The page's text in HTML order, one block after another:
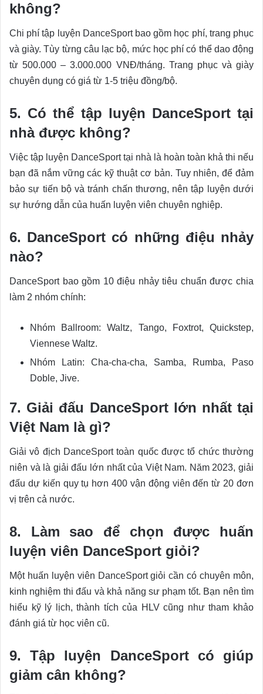
không?
Chi phí tập luyện DanceSport bao gồm học phí, trang phục
và giày. Tùy từng câu lạc bộ, mức học phí có thể dao động
từ 500.000 – 3.000.000 VNĐ/tháng. Trang phục và giày
chuyên dụng có giá từ 1-5 triệu đồng/bộ.
5. Có thể tập luyện DanceSport tại
nhà được không?
Việc tập luyện DanceSport tại nhà là hoàn toàn khả thi nếu
bạn đã nắm vững các kỹ thuật cơ bản. Tuy nhiên, để đảm
bảo sự tiến bộ và tránh chấn thương, nên tập luyện dưới
sự hướng dẫn của huấn luyện viên chuyên nghiệp.
6. DanceSport có những điệu nhảy
nào?
DanceSport bao gồm 10 điệu nhảy tiêu chuẩn được chia
làm 2 nhóm chính:
Nhóm Ballroom: Waltz, Tango, Foxtrot, Quickstep,
Viennese Waltz.
Nhóm Latin: Cha-cha-cha, Samba, Rumba, Paso
Doble, Jive.
7. Giải đấu DanceSport lớn nhất tại
Việt Nam là gì?
Giải vô địch DanceSport toàn quốc được tổ chức thường
niên và là giải đấu lớn nhất của Việt Nam. Năm 2023, giải
đấu dự kiến quy tụ hơn 400 vận động viên đến từ 20 đơn
vị trên cả nước.
8. Làm sao để chọn được huấn
luyện viên DanceSport giỏi?
Một huấn luyện viên DanceSport giỏi cần có chuyên môn,
kinh nghiệm thi đấu và khả năng sư phạm tốt. Bạn nên tìm
hiểu kỹ lý lịch, thành tích của HLV cũng như tham khảo
đánh giá từ học viên cũ.
9. Tập luyện DanceSport có giúp
giảm cân không?